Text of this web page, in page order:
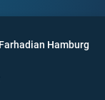
Hamburg